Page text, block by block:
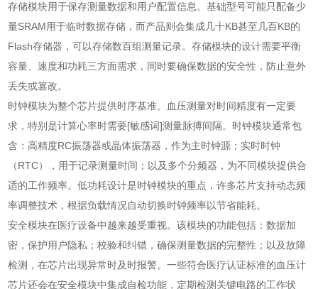
存储模块用于保存测量数据和用户配置信息。基础型号可能只配备少
量SRAM用于临时数据存储，而产品则会集成几十KB甚至几百KB的
Flash存储器，可以存储数百组测量记录。存储模块的设计需要平衡
容量、速度和功耗三方面需求，同时要确保数据的安全性，防止意外
丢失或篡改。
时钟模块为整个芯片提供时序基准。血压测量对时间精度有一定要
求，特别是计算心率时需要[敏感词]测量脉搏间隔。时钟模块通常包
含：高精度RC振荡器或晶体振荡器，作为主时钟源；实时时钟
（RTC），用于记录测量时间；以及多个分频器，为不同模块提供合
适的工作频率。低功耗设计是时钟模块的重点，许多芯片支持动态频
率调整技术，根据负载情况自动切换时钟频率以节省能耗。
安全模块在医疗设备中越来越受重视。该模块的功能包括：数据加
密，保护用户隐私；校验和纠错，确保测量数据的完整性；以及故障
检测，在芯片出现异常时及时报警。一些符合医疗认证标准的血压计
芯片还会在安全模块中集成自检功能，定期检测关键电路的工作状